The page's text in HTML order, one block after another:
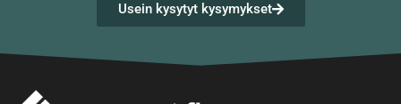
Usein kysytyt kysymykset